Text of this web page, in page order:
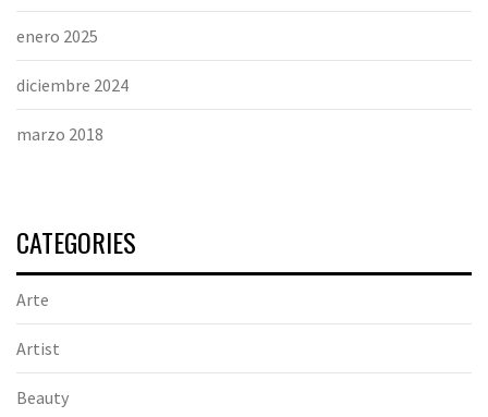
enero 2025
diciembre 2024
marzo 2018
CATEGORIES
Arte
Artist
Beauty